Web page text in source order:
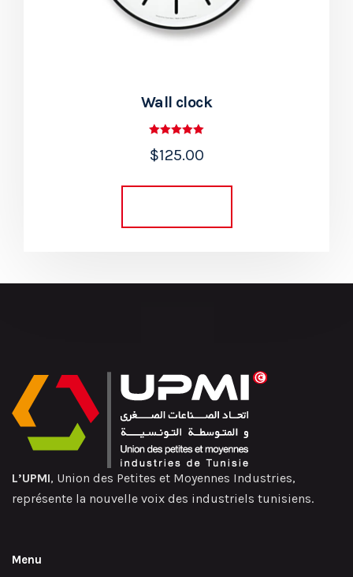
Wall clock
out of 5
$125.00
L’UPMI, Union des Petites et Moyennes Industries,
représente la nouvelle voix des industriels tunisiens.
Menu